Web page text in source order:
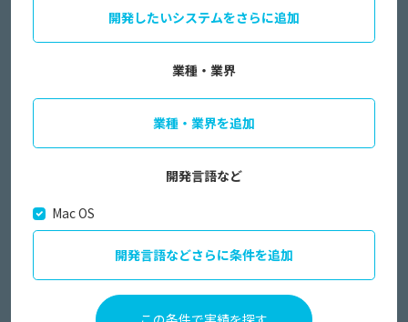
開発したいシステムをさらに追加
業種・業界
業種・業界を追加
開発言語など
Mac OS
開発言語などさらに条件を追加